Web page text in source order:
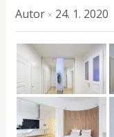
Autor × 24. 1. 2020